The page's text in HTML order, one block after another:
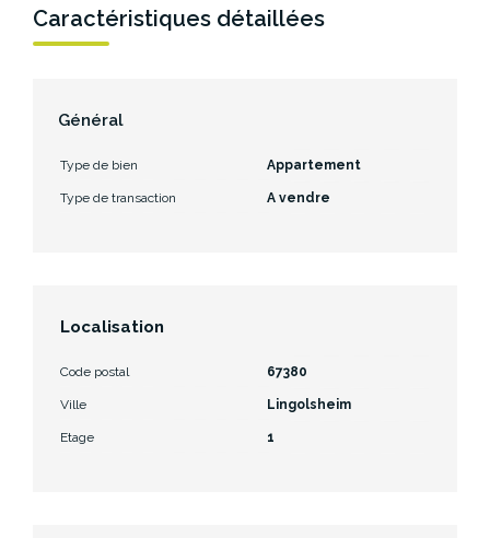
Caractéristiques détaillées
Général
Type de bien Appartement
Type de transaction A vendre
Localisation
Code postal 67380
Ville Lingolsheim
Etage 1